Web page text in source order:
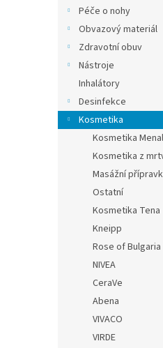
Péče o nohy
Obvazový materiál
Zdravotní obuv
Nástroje
Inhalátory
Desinfekce
Kosmetika
Kosmetika
Kosmetika z
Masážní
Ostatní
Kosmetika Tena
Kneipp
Rose of Bulgaria
NIVEA
CeraVe
Abena
VIVACO
VIRDE